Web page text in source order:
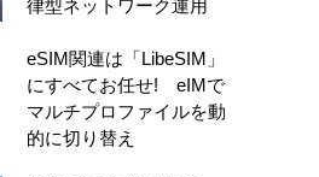
律型ネットワーク運用
eSIM関連は「LibeSIM」
にすべてお任せ! eIMで
マルチプロファイルを動
的に切り替え